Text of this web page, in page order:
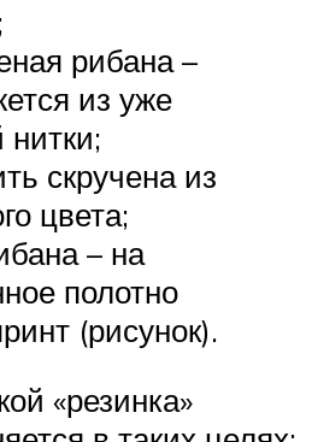
рибана –
из уже
скручена из
цвета;
– на
полотно
(рисунок).
«резинка»